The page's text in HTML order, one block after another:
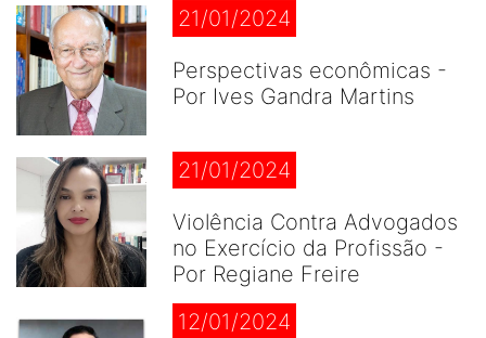
21/01/2024
Perspectivas econômicas -
Por Ives Gandra Martins
21/01/2024
Violência Contra Advogados
no Exercício da Profissão -
Por Regiane Freire
12/01/2024